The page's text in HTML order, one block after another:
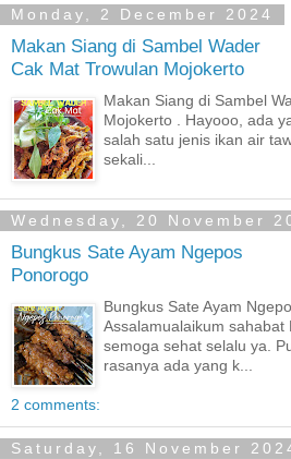
Monday, 2 December 2024
Makan Siang di Sambel Wader
Cak Mat Trowulan Mojokerto
Makan Siang di Sambel
Mojokerto . Hayooo, ada
salah satu jenis ikan air
sekali...
Wednesday, 20 November
Bungkus Sate Ayam Ngepos
Ponorogo
Bungkus Sate Ayam
Assalamualaikum
semoga sehat selalu ya.
rasanya ada yang k...
2 comments:
Saturday, 16 November